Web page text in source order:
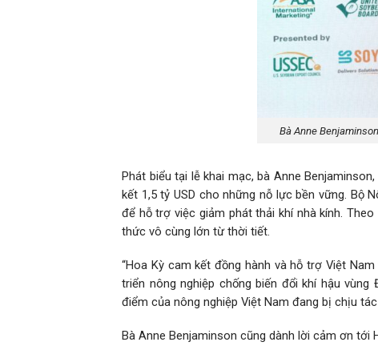
Bà Anne
Phát biểu tại lễ khai mạc, bà Anne
kết 1,5 tỷ USD cho những nỗ lực bền vững. Bộ
để hỗ trợ việc giảm phát thải khí nhà kính.
thức vô cùng lớn từ thời tiết.
“Hoa Kỳ cam kết đồng hành và hỗ trợ Việt
triển nông nghiệp chống biến đổi khí hậu
điểm của nông nghiệp Việt Nam đang bị chịu
Bà Anne Benjaminson cũng dành lời cảm ơn tới